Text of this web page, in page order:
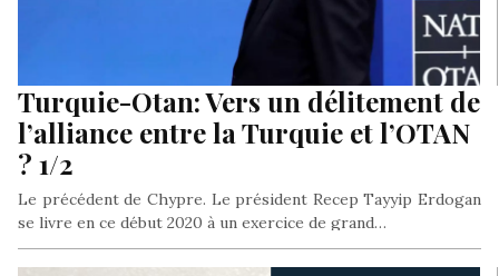
Turquie-Otan: Vers un délitement de
l’alliance entre la Turquie et l’OTAN
? 1/2
Le précédent de Chypre. Le président Recep Tayyip Erdogan
se livre en ce début 2020 à un exercice de grand…